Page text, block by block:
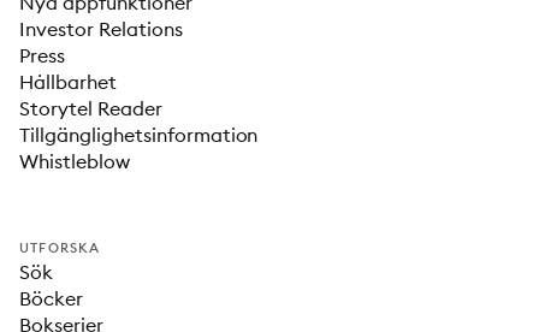
Investor Relations
Press
Hållbarhet
Storytel Reader
Tillgänglighetsinformation
Whistleblow
UTFORSKA
Sök
Böcker
Bokserier